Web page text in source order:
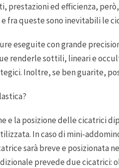
prestazioni ed efficienza,
fra queste sono inevitabili le
eseguite con grande
renderle sottili, lineari e
Inoltre, se ben guarite,
e la posizione delle cicatrici
In caso di mini-
sarà breve e posizionata
prevede due cicatrici: